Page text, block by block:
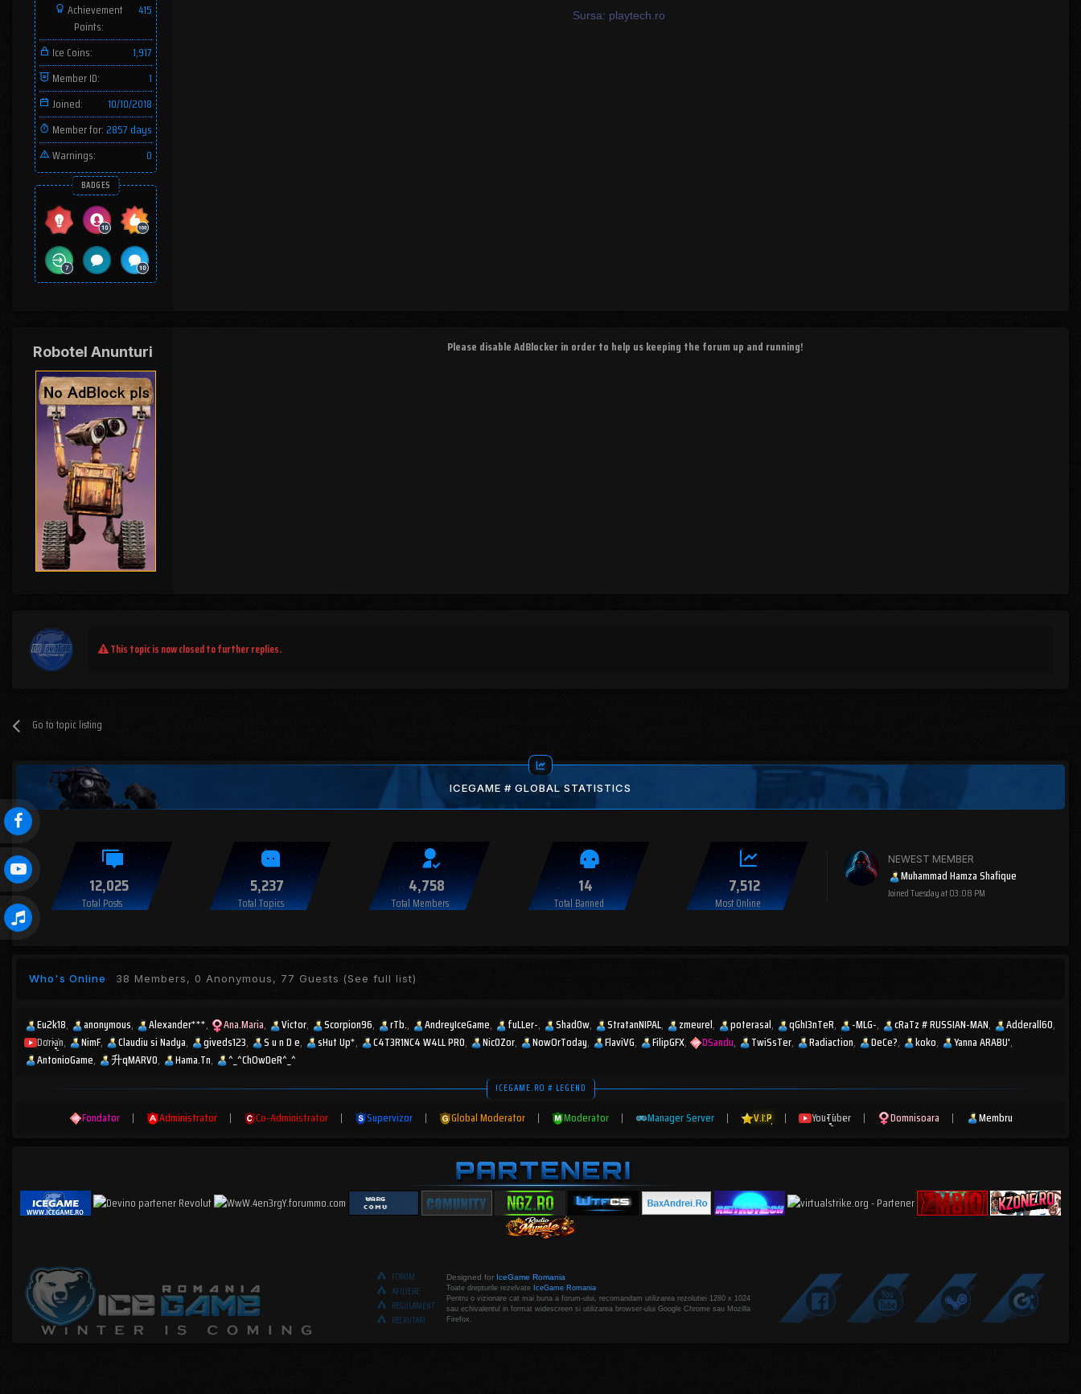
Achievement
Points:
415
Ice Coins:
1,917
Member ID:
1
Joined:
10/10/2018
Member for: 2857 days
Warnings:
0
BADGES
Sursa: playtech.ro
Robotel Anunturi Please disable AdBlocker in order to help us keeping the forum up and running!
This topic is now closed to further replies.
Go to topic listing
ICEGAME # GLOBAL STATISTICS
12,025
Total Posts
5,237
Total Topics
4,758
Total Members
14
Total Banned
7,512
Most Online
NEWEST MEMBER
Muhammad Hamza Shafique
JoinedTuesday at 03:08 PM
Who's Online 38 Members, 0 Anonymous, 77 Guests (See full list)
Eu2k18 anonymous Alexander*** Ana.Maria Victor Scorpion96 rTb. AndreyIceGame fuLLer- Shad0w StratanNIPAL zmeurel poterasal qGhI3nTeR -MLG- cRaTz # RUSSIAN-MAN
Adderall60
Dorian
NimF Claudiu si Nadya giveds123 S u n D e sHut Up* C4T3R1NC4 W4LL PR0 Nic0Zor NowOrToday FlaviVG FilipGFX DSandu TwiSsTer Radiaction DeCe? koko
Yanna ARABU'
AntonioGame
升qMARV0 Hama.Tn ^_^ChOwDeR^_^
ICEGAME.RO # LEGEND
Fondator | Administrator | Co-Administrator | Supervizor | Global Moderator | Moderator | Manager Server | V.I.P | YouTuber | Domnisoara | Membru
FORUM
AFILIERE
REGULAMENT
RECRUTARI
Designed for IceGame Romania
Toate drepturile rezelvate IceGame Romania
Pentru o vizionare cat mai buna a forum-ului, recomandam utilizarea rezolutiei 1280 x 1024
sau echivalentul in format widescreen si utilizarea browser-ului Google Chrome sau Mozilla
Firefox.